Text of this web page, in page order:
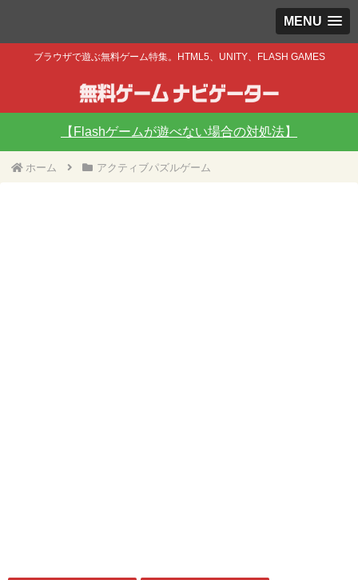
MENU
ブラウザで遊ぶ無料ゲーム特集。HTML5、UNITY、FLASH GAMES
【Flashゲームが遊べない場合の対処法】
ホーム アクティブパズルゲーム